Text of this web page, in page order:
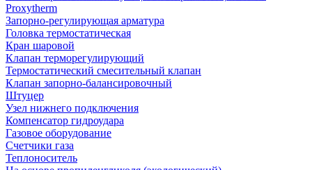
Proxytherm
Запорно-регулирующая арматура
Головка термостатическая
Кран шаровой
Клапан терморегулирующий
Термостатический смесительный клапан
Клапан запорно-балансировочный
Штуцер
Узел нижнего подключения
Компенсатор гидроудара
Газовое оборудование
Счетчики газа
Теплоноситель